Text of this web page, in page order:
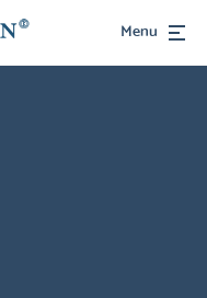
Menu